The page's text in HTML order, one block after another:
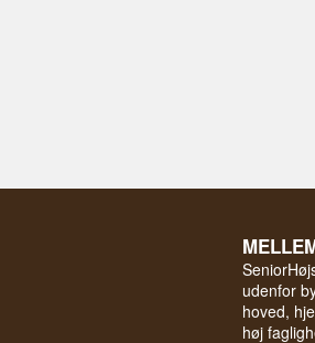
udenfor
hoved,
høj